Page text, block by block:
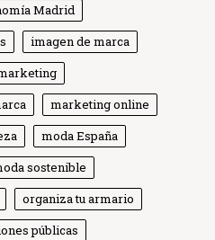
Madrid
imagen de marca
marketing online
moda España
sostenible
organiza tu armario
públicas
enseguida